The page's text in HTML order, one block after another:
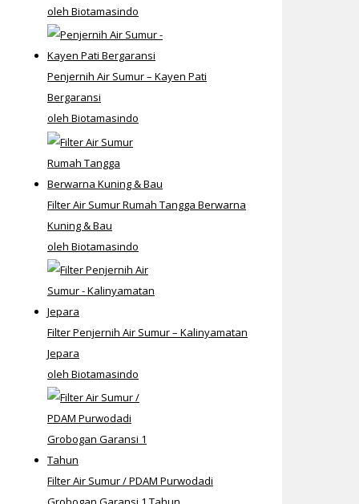
oleh Biotamasindo
Penjernih Air Sumur – Kayen Pati
Bergaransi
oleh Biotamasindo
Filter Air Sumur Rumah Tangga Berwarna
Kuning & Bau
oleh Biotamasindo
Filter Penjernih Air Sumur – Kalinyamatan
Jepara
oleh Biotamasindo
Filter Air Sumur / PDAM Purwodadi